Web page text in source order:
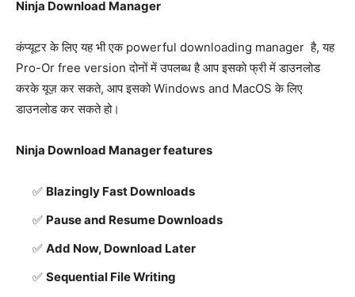
Ninja Download Manager
कंप्यूटर के लिए यह भी एक powerful downloading manager है, यह
Pro-Or free version दोनों में उपलब्ध है आप इसको फ्री में डाउनलोड
करके यूज़ कर सकते, आप इसको Windows and MacOS के लिए
डाउनलोड कर सकते हो।
Ninja Download Manager features
Blazingly Fast Downloads
Pause and Resume Downloads
Add Now, Download Later
Sequential File Writing